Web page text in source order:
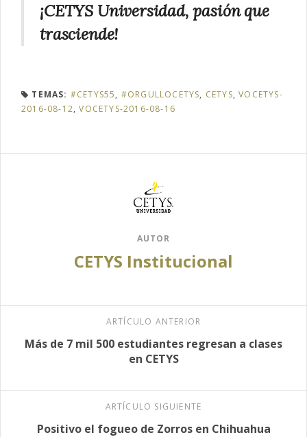
¡CETYS Universidad, pasión que
trasciende!
TEMAS: #CETYS55, #ORGULLOCETYS, CETYS,VOCETYS-
2016-08-12,VOCETYS-2016-08-16
AUTOR
CETYS Institucional
ARTÍCULO ANTERIOR
Más de 7 mil 500 estudiantes regresan a clases
en CETYS
ARTÍCULO SIGUIENTE
Positivo el fogueo de Zorros en Chihuahua